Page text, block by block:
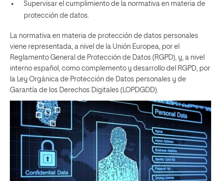
Supervisar el cumplimiento de la normativa en materia de
protección de datos.
La normativa en materia de protección de datos personales
viene representada, a nivel de la Unión Europea, por el
Reglamento General de Protección de Datos (RGPD), y, a nivel
interno español, como complemento y desarrollo del RGPD, por
la Ley Orgánica de Protección de Datos personales y de
Garantía de los Derechos Digitales (LOPDGDD).